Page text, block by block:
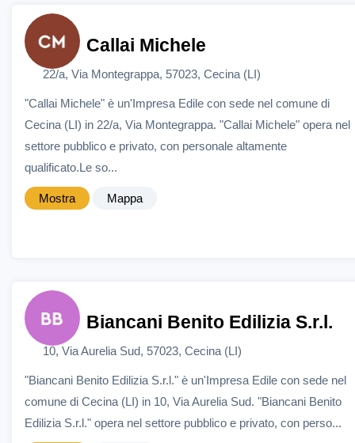
Callai Michele
22/a, Via Montegrappa, 57023, Cecina (LI)
"Callai Michele" è un'Impresa Edile con sede nel comune di
Cecina (LI) in 22/a, Via Montegrappa. "Callai Michele" opera nel
settore pubblico e privato, con personale altamente
qualificato.Le so...
Mostra Mappa
Biancani Benito Edilizia S.r.l.
10, Via Aurelia Sud, 57023, Cecina (LI)
"Biancani Benito Edilizia S.r.l." è un'Impresa Edile con sede nel
comune di Cecina (LI) in 10, Via Aurelia Sud. "Biancani Benito
Edilizia S.r.l." opera nel settore pubblico e privato, con perso...